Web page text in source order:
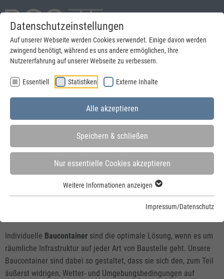
Datenschutzeinstellungen
Auf unserer Webseite werden Cookies verwendet. Einige davon werden
zwingend benötigt, während es uns andere ermöglichen, Ihre
Nutzererfahrung auf unserer Webseite zu verbessern.
Essentiell Statistiken Externe Inhalte
Alle akzeptieren
Speichern & schließen
Nur essentielle Cookies akzeptieren
Weitere Informationen anzeigen
Impressum/Datenschutz
Menu
Startseite » Lösungen » Baucontainer
Baucontainer: Der individuelle Raum auf der
Individuelle Baucontainer sind die optimale Lösung, wenn es um
räumliche Infrastruktur auf jeder Art von Baustelle geht. Unsere
Baucontainer sind dabei so gestaltet, dass sie sich den, zum Teil
äußerst widrigen, Wetter- und Umgebungsbedingungen auf